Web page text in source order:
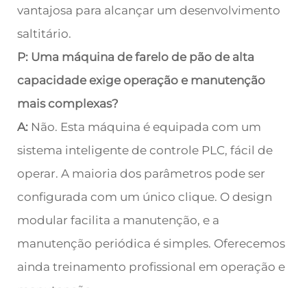
vantajosa para alcançar um desenvolvimento
saltitário.
P: Uma máquina de farelo de pão de alta
capacidade exige operação e manutenção
mais complexas?
A: Não. Esta máquina é equipada com um
sistema inteligente de controle PLC, fácil de
operar. A maioria dos parâmetros pode ser
configurada com um único clique. O design
modular facilita a manutenção, e a
manutenção periódica é simples. Oferecemos
ainda treinamento profissional em operação e